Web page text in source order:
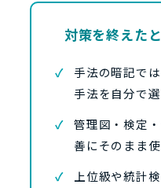
対策を終えた
手法の暗記で
手法を自分で
管理図・検定
善にそのまま
上位級や統計